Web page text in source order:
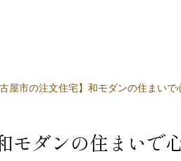
古屋市の注文住宅】和モダンの住まい
モダンの住まいで